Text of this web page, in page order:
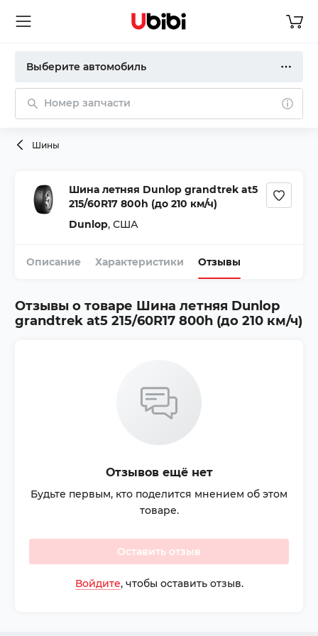
Выберите автомобиль
Номер запчасти
Шины
Шина летняя Dunlop grandtrek at5
215/60R17 800h (до 210 км/ч)
Dunlop, США
Описание Характеристики Отзывы
Отзывы о товаре Шина летняя Dunlop
grandtrek at5 215/60R17 800h (до 210 км/ч)
Отзывов ещё нет
Будьте первым, кто поделится мнением об этом
товаре.
Оставить отзыв
Войдите, чтобы оставить отзыв.